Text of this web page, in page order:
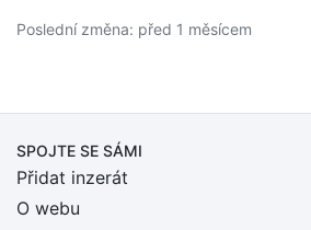
Poslední změna: před 1 měsícem
SPOJTE SE SÁMI
Přidat inzerát
O webu